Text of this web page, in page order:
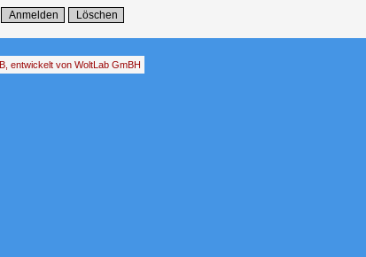
entwickelt von WoltLab GmBH